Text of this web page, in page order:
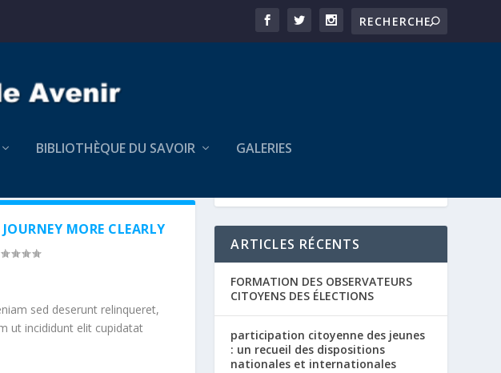
BIBLIOTHÈQUE DU SAVOIR GALERIES
MORE CLEARLY
sed deserunt relinqueret,
ut incididunt elit cupidatat
ARTICLES RÉCENTS
FORMATION DES OBSERVATEURS
CITOYENS DES ÉLECTIONS
participation citoyenne des jeunes
: un recueil des dispositions
nationales et internationales